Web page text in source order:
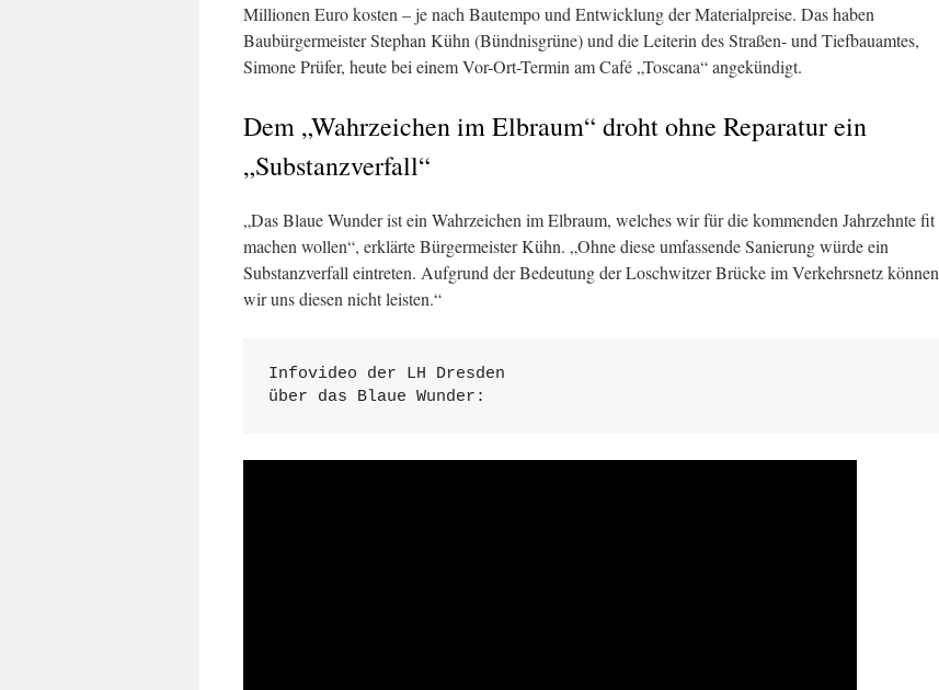
Millionen Euro kosten – je nach Bautempo und Entwicklung der Materialpreise. Das haben
Baubürgermeister Stephan Kühn (Bündnisgrüne) und die Leiterin des Straßen- und Tiefbauamtes,
Simone Prüfer, heute bei einem Vor-Ort-Termin am Café „Toscana“ angekündigt.
Dem „Wahrzeichen im Elbraum“ droht ohne Reparatur ein
„Substanzverfall“
„Das Blaue Wunder ist ein Wahrzeichen im Elbraum, welches wir für die kommenden Jahrzehnte fit
machen wollen“, erklärte Bürgermeister Kühn. „Ohne diese umfassende Sanierung würde ein
Substanzverfall eintreten. Aufgrund der Bedeutung der Loschwitzer Brücke im Verkehrsnetz können
wir uns diesen nicht leisten.“
Infovideo der LH Dresden
über das Blaue Wunder: